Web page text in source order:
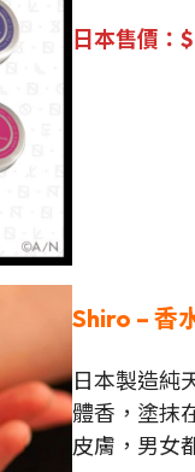
日本售價：
Shiro – 香
日本製造純
體香，塗抹
皮膚，男女